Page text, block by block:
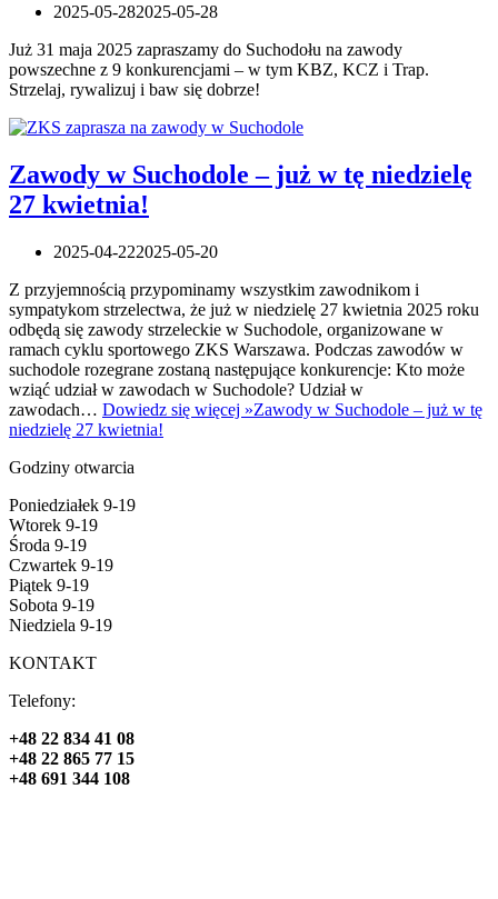
2025-05-282025-05-28
Już 31 maja 2025 zapraszamy do Suchodołu na zawody
powszechne z 9 konkurencjami – w tym KBZ, KCZ i Trap.
Strzelaj, rywalizuj i baw się dobrze!
Zawody w Suchodole – już w tę niedzielę
27 kwietnia!
2025-04-222025-05-20
Z przyjemnością przypominamy wszystkim zawodnikom i
sympatykom strzelectwa, że już w niedzielę 27 kwietnia 2025 roku
odbędą się zawody strzeleckie w Suchodole, organizowane w
ramach cyklu sportowego ZKS Warszawa. Podczas zawodów w
suchodole rozegrane zostaną następujące konkurencje: Kto może
wziąć udział w zawodach w Suchodole? Udział w
zawodach… Dowiedz się więcej »Zawody w Suchodole – już w tę
niedzielę 27 kwietnia!
Godziny otwarcia
Poniedziałek 9-19
Wtorek 9-19
Środa 9-19
Czwartek 9-19
Piątek 9-19
Sobota 9-19
Niedziela 9-19
KONTAKT
Telefony:
+48 22 834 41 08
+48 22 865 77 15
+48 691 344 108